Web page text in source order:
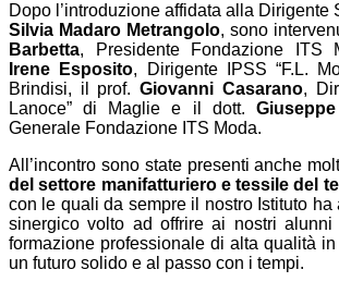
Dopo l’introduzione affidata alla Dirigente
Silvia Madaro Metrangolo, sono
Barbetta, Presidente Fondazione ITS
Irene Esposito, Dirigente IPSS “F.L.
Brindisi, il prof.Giovanni Casarano,
Lanoce” di Maglie e il dott.
Generale Fondazione ITS Moda.
All’incontro sono state presenti anche
del settore manifatturiero e tessile del
con le quali da sempre il nostro Istituto ha
sinergico volto ad offrire ai nostri
formazione professionale di alta qualità
un futuro solido e al passo con i tempi.